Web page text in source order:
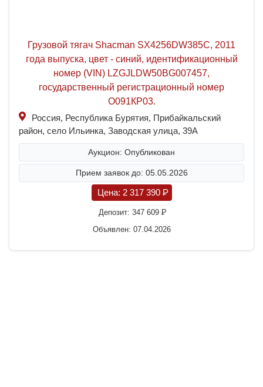
Грузовой тягач Shacman SX4256DW385C, 2011
года выпуска, цвет - синий, идентификационный
номер (VIN) LZGJLDW50BG007457,
государственный регистрационный номер
О091КР03.
Россия, Республика Бурятия, Прибайкальский
район, село Ильинка, Заводская улица, 39А
Аукцион: Опубликован
Прием заявок до: 05.05.2026
Цена: 2 317 390 P
Депозит: 347 609 P
Объявлен: 07.04.2026